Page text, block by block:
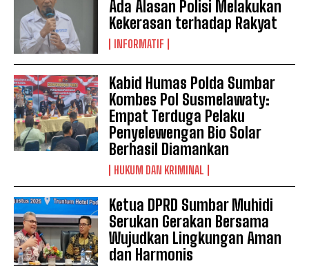
Ada Alasan Polisi Melakukan
Kekerasan terhadap Rakyat
INFORMATIF
Kabid Humas Polda Sumbar
Kombes Pol Susmelawaty:
Empat Terduga Pelaku
Penyelewengan Bio Solar
Berhasil Diamankan
HUKUM DAN KRIMINAL
Ketua DPRD Sumbar Muhidi
Serukan Gerakan Bersama
Wujudkan Lingkungan Aman
dan Harmonis